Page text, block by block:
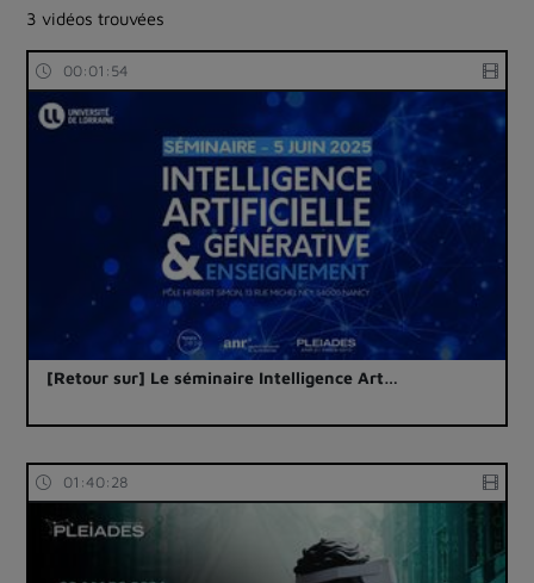
3 vidéos trouvées
00:01:54
[Retour sur] Le séminaire Intelligence Art…
01:40:28